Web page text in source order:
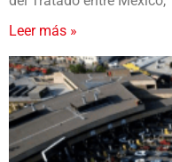
Leer más »